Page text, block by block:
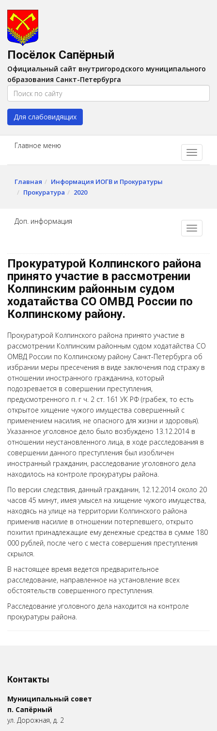
Изображения:
Цвет:A A
Посёлок Сапёрный
Официальный сайт внутригородского муниципального
образования Санкт-Петербурга
Для слабовидящих
Главное меню
Главная
Информация ИОГВ и Прокуратуры
Прокуратура
2020
Доп. информация
Прокуратурой Колпинского района
принято участие в рассмотрении
Колпинским районным судом
ходатайства СО ОМВД России по
Колпинскому району.
Прокуратурой Колпинского района принято участие в
рассмотрении Колпинским районным судом ходатайства СО
ОМВД России по Колпинскому району Санкт-Петербурга об
избрании меры пресечения в виде заключения под стражу в
отношении иностранного гражданина, который
подозревается в совершении преступления,
предусмотренного п. г ч. 2 ст. 161 УК РФ (грабеж, то есть
открытое хищение чужого имущества совершенный с
применением насилия, не опасного для жизни и здоровья).
Указанное уголовное дело было возбуждено 13.12.2014 в
отношении неустановленного лица, в ходе расследования в
совершении данного преступления был изобличен
иностранный гражданин, расследование уголовного дела
находилось на контроле прокуратуры района.
По версии следствия, данный гражданин, 12.12.2014 около 20
часов 45 минут, имея умысел на хищение чужого имущества,
находясь на улице на территории Колпинского района
применив насилие в отношении потерпевшего, открыто
похитил принадлежащие ему денежные средства в сумме 180
000 рублей, после чего с места совершения преступления
скрылся.
В настоящее время ведется предварительное
расследование, направленное на установление всех
обстоятельств совершенного преступления.
Расследование уголовного дела находится на контроле
прокуратуры района.
Контакты
Муниципальный совет
п. Сапёрный
ул. Дорожная, д. 2